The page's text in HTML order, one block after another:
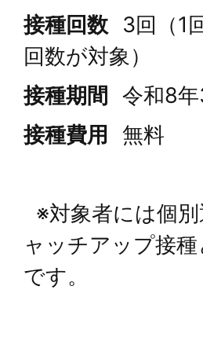
接種回数 3回（1
回数が対象）
接種期間 令和8
接種費用 無料
※対象者には個
ャッチアップ接
です。